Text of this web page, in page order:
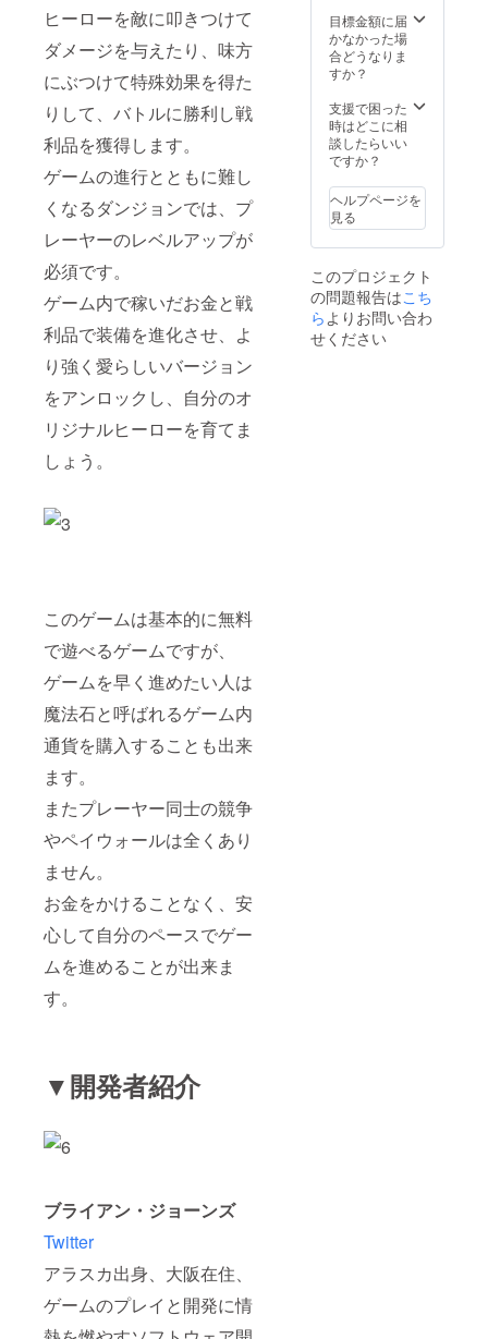
ヒーローを敵に叩きつけて
ダメージを与えたり、味方
にぶつけて特殊効果を得た
りして、バトルに勝利し戦
利品を獲得します。
ゲームの進行とともに難し
くなるダンジョンでは、プ
レーヤーのレベルアップが
必須です。
ゲーム内で稼いだお金と戦
利品で装備を進化させ、よ
り強く愛らしいバージョン
をアンロックし、自分のオ
リジナルヒーローを育てま
しょう。
このゲームは基本的に無料
で遊べるゲームですが、
ゲームを早く進めたい人は
魔法石と呼ばれるゲーム内
通貨を購入することも出来
ます。
またプレーヤー同士の競争
やペイウォールは全くあり
ません。
お金をかけることなく、安
心して自分のペースでゲー
ムを進めることが出来ま
す。
▼開発者紹介
ブライアン・ジョーンズ
Twitter
アラスカ出身、大阪在住、
ゲームのプレイと開発に情
目標金額に届
かなかった場
合どうなりま
すか？
支援で困った
時はどこに相
談したらいい
ですか？
ヘルプページを
見る
このプロジェクト
の問題報告はこち
ら よりお問い合わ
せください